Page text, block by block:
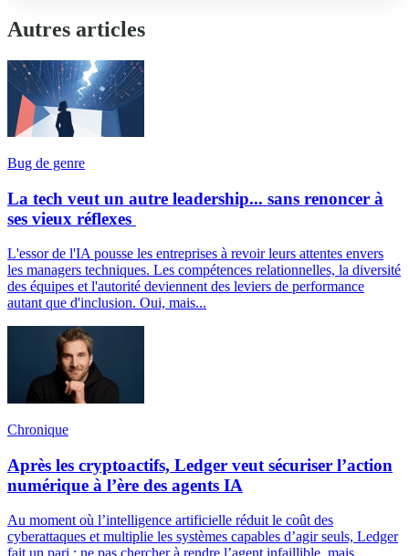
Autres articles
Bug de genre
La tech veut un autre leadership... sans renoncer à
ses vieux réflexes
L'essor de l'IA pousse les entreprises à revoir leurs attentes envers
les managers techniques. Les compétences relationnelles, la diversité
des équipes et l'autorité deviennent des leviers de performance
autant que d'inclusion. Oui, mais...
Chronique
Après les cryptoactifs, Ledger veut sécuriser l’action
numérique à l’ère des agents IA
Au moment où l’intelligence artificielle réduit le coût des
cyberattaques et multiplie les systèmes capables d’agir seuls, Ledger